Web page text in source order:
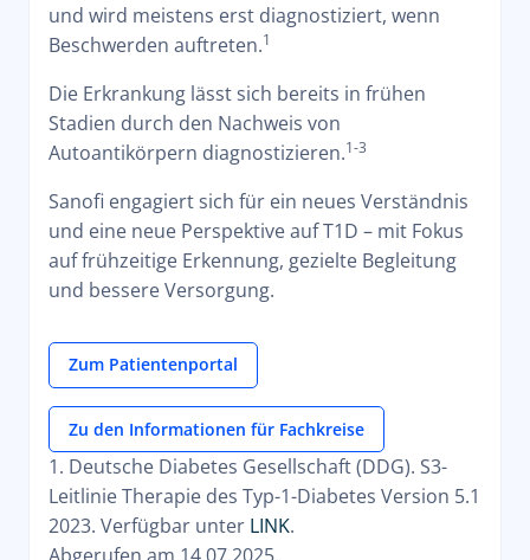
und wird meistens erst diagnostiziert, wenn
Beschwerden auftreten.1
Die Erkrankung lässt sich bereits in frühen
Stadien durch den Nachweis von
Autoantikörpern diagnostizieren.1-3
Sanofi engagiert sich für ein neues Verständnis
und eine neue Perspektive auf T1D – mit Fokus
auf frühzeitige Erkennung, gezielte Begleitung
und bessere Versorgung.
Zum Patientenportal
Zu den Informationen für Fachkreise
1. Deutsche Diabetes Gesellschaft (DDG). S3-
Leitlinie Therapie des Typ-1-Diabetes Version 5.1
2023. Verfügbar unter LINK.